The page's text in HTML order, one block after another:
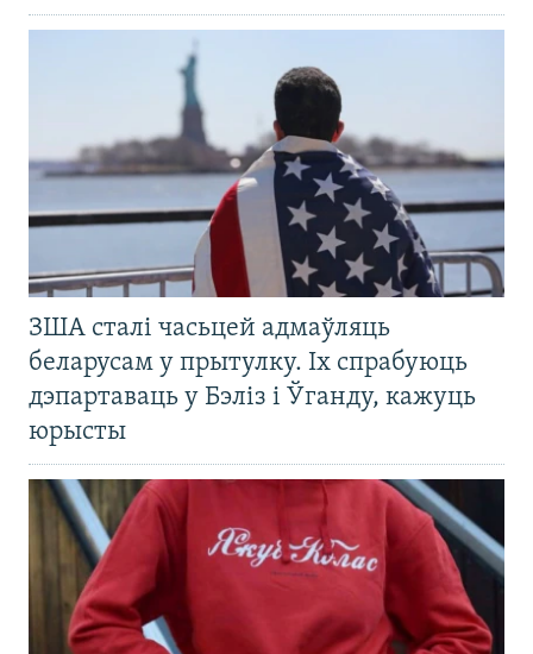
ЗША сталі часьцей адмаўляць
беларусам у прытулку. Іх спрабуюць
дэпартаваць у Бэліз і Ўганду, кажуць
юрысты